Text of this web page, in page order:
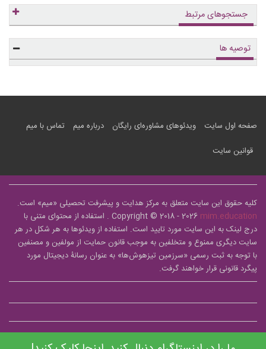
جستجوهای مرتبط
توصیه ها
صفحه اول سایت ویدئوهای مشاوره‌ای رایگان درباره میم
تماس با میم
قوانین سایت
کلیه حقوق این سایت متعلق به مرکز هدایت و پیشرفت تحصیلی «میم» است.
Copyright © 2018 - 2026 mim.education
. استفاده از محتوای متنی با
درج لینک به این سایت مورد تایید است. استفاده از ویدئوها به هر شکل در هر
سایت دیگری ممنوع و متخلفین به موجب قانون حمایت از مولفین و مصنفین
با توجه به ثبت رسمی «سرزمین تیزهوش‌ها» به عنوان رسانۀ دیجیتال مورد
پیگرد قانونی قرار خواهند گرفت.